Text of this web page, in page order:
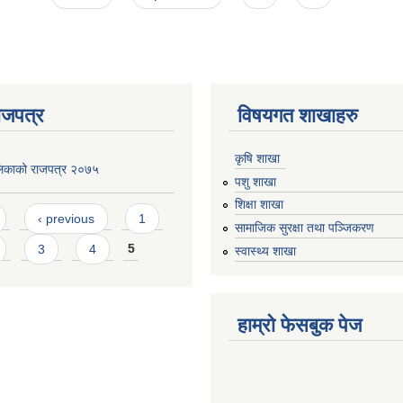
राजपत्र २०७५
‹ previous 1
3 4 5
विषयगत शाखाहरु
कृषि शाखा
पशु शाखा
शिक्षा शाखा
सामाजिक सुरक्षा तथा पञ्जिकरण
स्वास्थ्य शाखा
हाम्रो फेसबुक पेज